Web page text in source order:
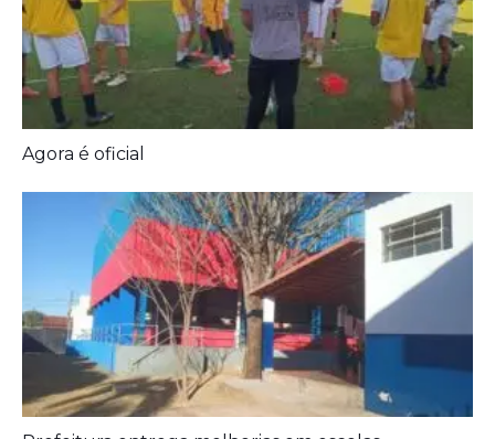
Diagnóstico tardio dá poucas chances de cura para
o câncer de pulmão